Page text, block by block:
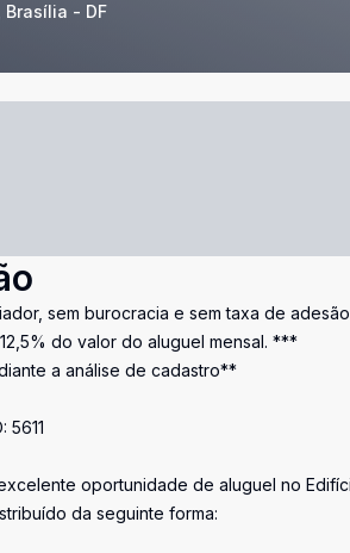
Brasília - DF
sem burocracia e sem taxa de adesão,
do valor do aluguel mensal. ***
a análise de cadastro**
5611
oportunidade de aluguel no
da seguinte forma: